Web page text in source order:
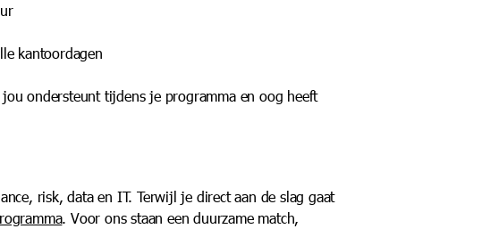
kantoordagen
ondersteunt tijdens je programma en oog heeft
risk, data en IT. Terwijl je direct aan de slag gaat
. Voor ons staan een duurzame match,